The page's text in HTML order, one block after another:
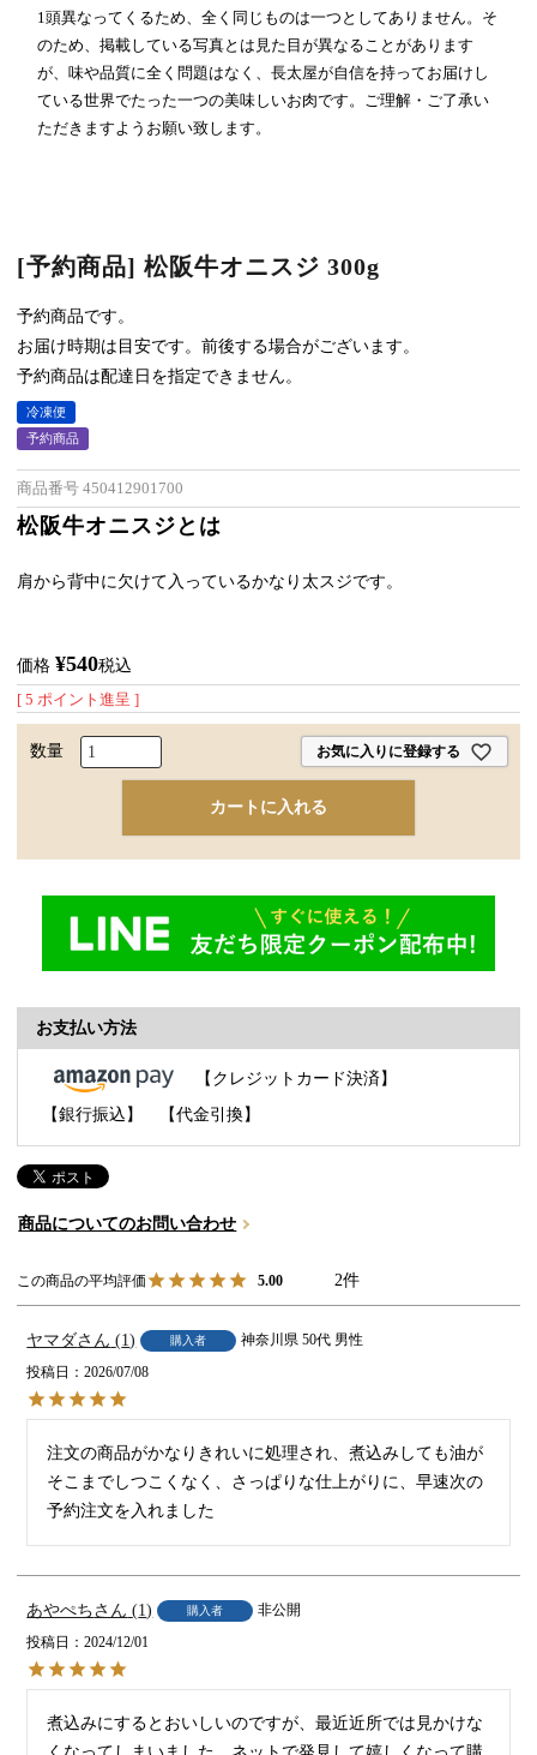
1頭異なってくるため、全く同じものは一つとしてありません。そ
のため、掲載している写真とは見た目が異なることがあります
が、味や品質に全く問題はなく、長太屋が自信を持ってお届けし
ている世界でたった一つの美味しいお肉です。ご理解・ご了承い
ただきますようお願い致します。
[予約商品] 松阪牛オニスジ 300g
予約商品です。
お届け時期は目安です。前後する場合がございます。
予約商品は配達日を指定できません。
冷凍便
予約商品
商品番号 450412901700
松阪牛オニスジとは
肩から背中に欠けて入っているかなり太スジです。
価格 ¥540税込
[ 5 ポイント進呈 ]
お気に入りに登録する
カートに入れる
お支払い方法
【クレジットカード決済】
【銀行振込】
【代金引換】
商品についてのお問い合わせ
5.00 2
ヤマダ 1 購入者 神奈川県 50代 男性
投稿日
2026/07/08
注文の商品がかなりきれいに処理され、煮込みしても油が
そこまでしつこくなく、さっぱりな仕上がりに、早速次の
予約注文を入れました
あやぺち 1 購入者
非公開
投稿日
2024/12/01
煮込みにするとおいしいのですが、最近近所では見かけな